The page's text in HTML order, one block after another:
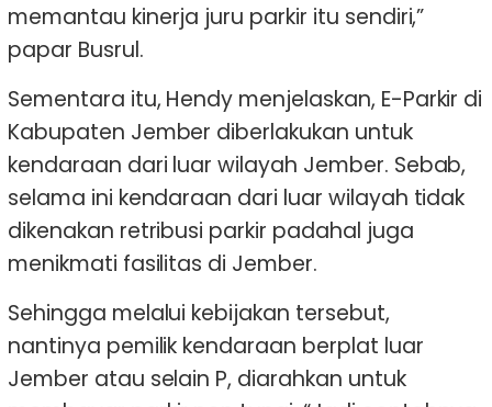
memantau kinerja juru parkir itu sendiri,”
papar Busrul.
Sementara itu, Hendy menjelaskan, E-Parkir di
Kabupaten Jember diberlakukan untuk
kendaraan dari luar wilayah Jember. Sebab,
selama ini kendaraan dari luar wilayah tidak
dikenakan retribusi parkir padahal juga
menikmati fasilitas di Jember.
Sehingga melalui kebijakan tersebut,
nantinya pemilik kendaraan berplat luar
Jember atau selain P, diarahkan untuk